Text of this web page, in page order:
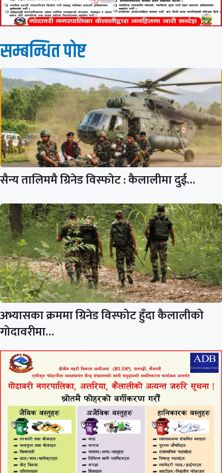
सम्बन्धित पाेष्ट
सैन्य तालिममै ग्रिनेड विस्फोट : कैलालीमा दुई…
अभ्यासका क्रममा ग्रिनेड विस्फोट हुँदा कैलालीको
गोदावरीमा…